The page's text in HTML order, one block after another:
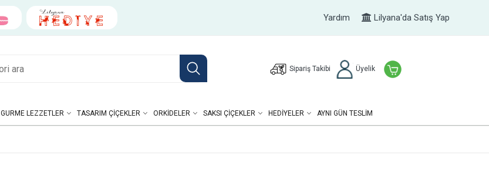
Yardım Lilyana'da Satış Yap
Sipariş Takibi Üyelik
GURME LEZZETLER TASARIM ÇIÇEKLER ORKIDELER SAKSI ÇIÇEKLER HEDIYELER AYNI GÜN TESLİM